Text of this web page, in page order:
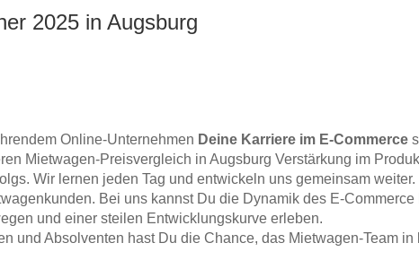
2025 in Augsburg
Online-Unternehmen Deine Karriere im E-Commerce
Mietwagen-Preisvergleich in Augsburg Verstärkung im
Wir lernen jeden Tag und entwickeln uns gemeinsam
Bei uns kannst Du die Dynamik des E-
und einer steilen Entwicklungskurve erleben.
und Absolventen hast Du die Chance, das Mietwagen-Team